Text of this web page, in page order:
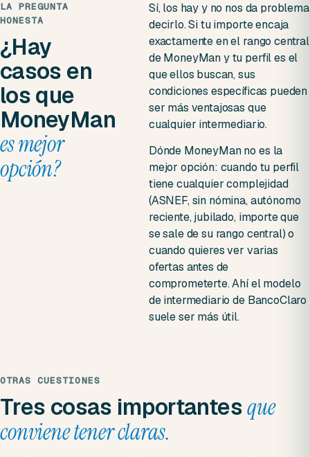
LA PREGUNTA
HONESTA
¿Hay
casos en
los que
MoneyMan
es mejor
opción?
Sí, los hay y no nos da problema
decirlo. Si tu importe encaja
exactamente en el rango central
de MoneyMan y tu perfil es el
que ellos buscan, sus
condiciones específicas pueden
ser más ventajosas que
cualquier intermediario.
Dónde MoneyMan no es la
mejor opción: cuando tu perfil
tiene cualquier complejidad
(ASNEF, sin nómina, autónomo
reciente, jubilado, importe que
se sale de su rango central) o
cuando quieres ver varias
ofertas antes de
comprometerte. Ahí el modelo
de intermediario de BancoClaro
suele ser más útil.
OTRAS CUESTIONES
Tres cosas importantesque
conviene tener claras.